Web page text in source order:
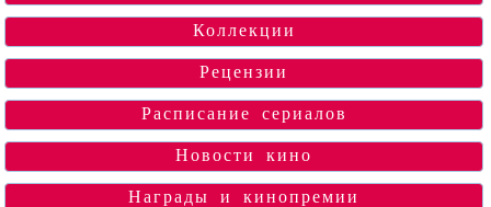
Коллекции
Рецензии
Расписание сериалов
Новости кино
Награды и кинопремии